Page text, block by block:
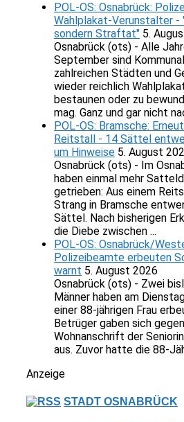
POL-OS: Osnabrück:
Wahlplakat-Verunstalter -
sondern Straftat" 5.
Osnabrück (ots) - Alle
September sind
zahlreichen Städten und
wieder reichlich
bestaunen oder zu
mag. Ganz und gar nicht
POL-OS: Bramsche:
Reitstall - 14 Sättel
um Hinweise 5. August
Osnabrück (ots) - Im
haben einmal mehr
getrieben: Aus einem
Strang in Bramsche
Sättel. Nach bisherigen
die Diebe zwischen ...
POL-OS: Osnabrück/
Polizeibeamte erbeuten
warnt 5. August 2026
Osnabrück (ots) - Zwei
Männer haben am
einer 88-jährigen Frau
Betrüger gaben sich
Wohnanschrift der
aus. Zuvor hatte die 88-
Anzeige
STADT OSNABRÜCK